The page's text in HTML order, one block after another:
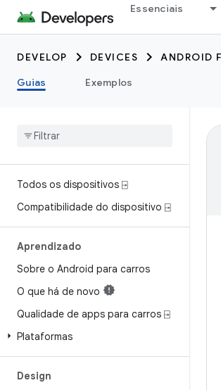
Essenciais
DEVELOP DEVICES
ANDROID
Guias
Exemplos
Todos os dispositivos ⍈
Compatibilidade do dispositivo ⍈
Aprendizado
Sobre o Android para carros
O que há de novo
Qualidade de apps para carros ⍈
Plataformas
Design